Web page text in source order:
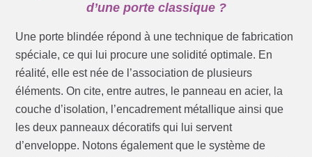
d’une porte classique ?
Une porte blindée répond à une technique de fabrication
spéciale, ce qui lui procure une solidité optimale. En
réalité, elle est née de l’association de plusieurs
éléments. On cite, entre autres, le panneau en acier, la
couche d’isolation, l’encadrement métallique ainsi que
les deux panneaux décoratifs qui lui servent
d’enveloppe. Notons également que le système de